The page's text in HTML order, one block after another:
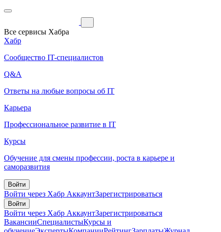
Все сервисы Хабра
Хабр
Сообщество IT-специалистов
Q&A
Ответы на любые вопросы об IT
Карьера
Профессиональное развитие в IT
Курсы
Обучение для смены профессии, роста в карьере и
саморазвития
Войти
Войти через Хабр АккаунтЗарегистрироваться
Войти
Войти через Хабр АккаунтЗарегистрироваться
ВакансииСпециалистыКурсы и